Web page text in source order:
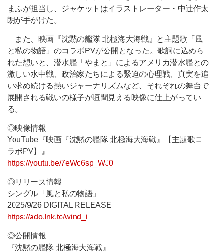
まふが担当し、ジャケットはイラストレーター・中辻作太
朗が手がけた。
また、映画『沈黙の艦隊 北極海大海戦』と主題歌「風
と私の物語」のコラボPVが公開となった。歌詞に込めら
れた想いと、潜水艦「やまと」によるアメリカ潜水艦との
激しい水中戦、政治家たちによる緊迫の心理戦、真実を追
い求め続ける熱いジャーナリズムなど、それぞれの舞台で
展開される戦いの様子が垣間見える映像に仕上がってい
る。
◎映像情報
YouTube『映画『沈黙の艦隊 北極海大海戦』【主題歌コ
ラボPV】』
https://youtu.be/7eWc6sp_WJ0
◎リリース情報
シングル「風と私の物語」
2025/9/26 DIGITAL RELEASE
https://ado.lnk.to/wind_i
◎公開情報
『沈黙の艦隊 北極海大海戦』